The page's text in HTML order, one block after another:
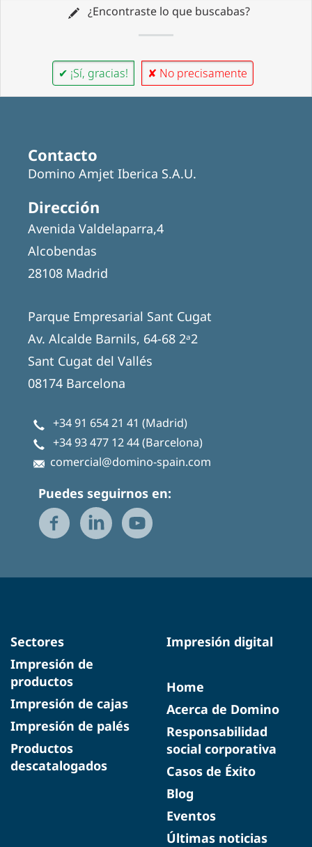
¿Encontraste lo que buscabas?
✔ ¡Sí, gracias! ✘ No precisamente
Contacto
Domino Amjet Iberica S.A.U.
Dirección
Avenida Valdelaparra,4
Alcobendas
28108 Madrid
Parque Empresarial Sant Cugat
Av. Alcalde Barnils, 64-68 2ᵃ2
Sant Cugat del Vallés
08174 Barcelona
+34 91 654 21 41 (Madrid)
+34 93 477 12 44(Barcelona)
comercial@domino-spain.com
Puedes seguirnos en:
Sectores
Impresión de
productos
Impresión de cajas
Impresión de palés
Productos
descatalogados
Impresión digital
Home
Acerca de Domino
Responsabilidad
social corporativa
Casos de Éxito
Blog
Eventos
Últimas noticias